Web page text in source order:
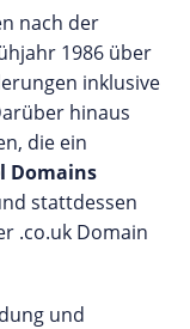
nach der
1986 über
inklusive
hinaus
die ein
Domains
stattdessen
.co.uk Domain
und